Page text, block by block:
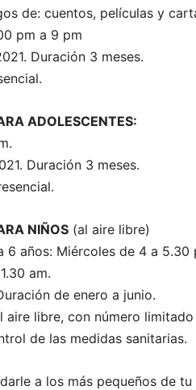
de: cuentos, películas y
pm a 9 pm
Duración 3 meses.
ADOLESCENTES:
Duración 3 meses.
NIÑOS (al aire libre)
6 años: Miércoles de 4 a 5.30
am.
de enero a junio.
aire libre, con número
de las medidas sanitarias.
a los más pequeños de